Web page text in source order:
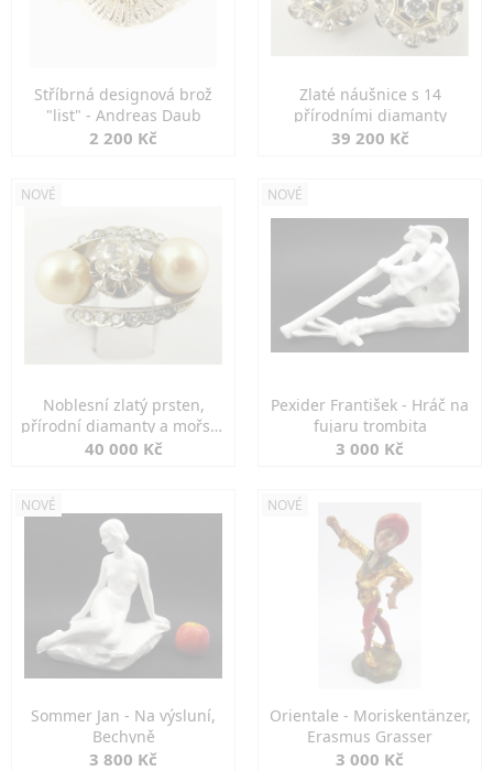
Stříbrná designová brož
"list" - Andreas Daub
2 200 Kč
Zlaté náušnice s 14
přírodními diamanty
39 200 Kč
NOVÉ
Noblesní zlatý prsten,
přírodní diamanty a mořské
perly
40 000 Kč
NOVÉ
Pexider František - Hráč na
fujaru trombita
3 000 Kč
NOVÉ
Sommer Jan - Na výsluní,
Bechyně
3 800 Kč
NOVÉ
Orientale - Moriskentänzer,
Erasmus Grasser
3 000 Kč